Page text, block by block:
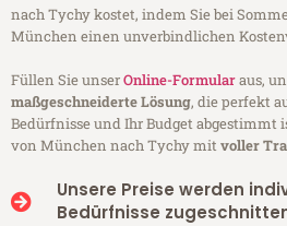
nach Tychy kostet, indem Sie bei
München einen unverbindlichen
Füllen Sie unserOnline-Formularaus,
maßgeschneiderte Lösung, die perfekt
Bedürfnisse und Ihr Budget abgestimmt
von München nach Tychy mitvoller
Unsere Preise werden
Bedürfnisse